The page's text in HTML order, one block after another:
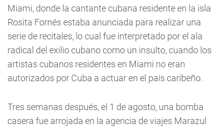
Miami, donde la cantante cubana residente en la isla
Rosita Fornés estaba anunciada para realizar una
serie de recitales, lo cual fue interpretado por el ala
radical del exilio cubano como un insulto, cuando los
artistas cubanos residentes en Miami no eran
autorizados por Cuba a actuar en el país caribeño.
Tres semanas después, el 1 de agosto, una bomba
casera fue arrojada en la agencia de viajes Marazul